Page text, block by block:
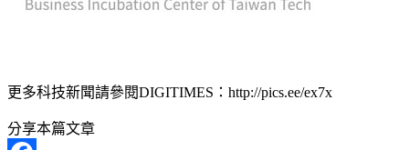
更多科技新聞請參閱DIGITIMES：http://pics.ee/ex7x
分享本篇文章